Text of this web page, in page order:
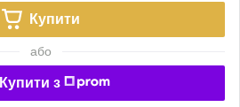
Купити
або
Купити з